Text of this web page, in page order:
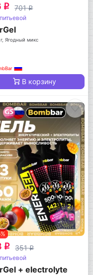
q 701q
Ягодный микс
В корзину
q 351q
+ electrolyte